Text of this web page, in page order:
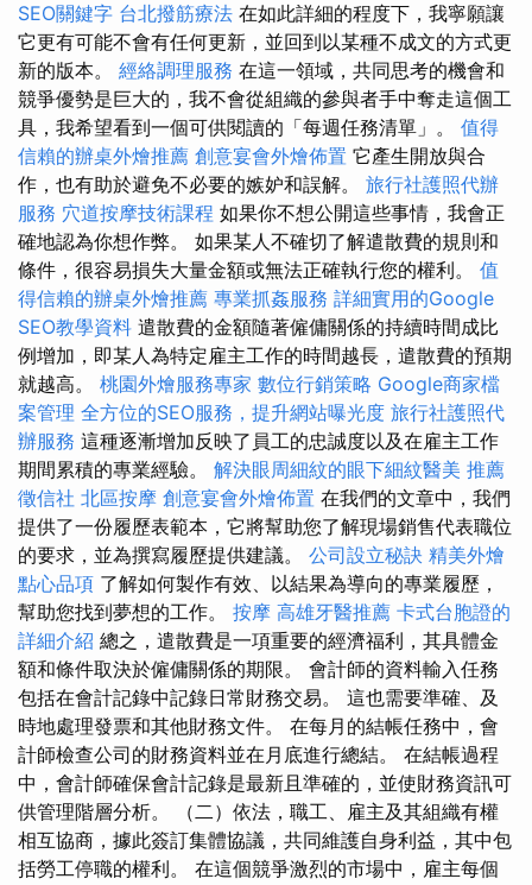
SEO關鍵字 台北撥筋療法 在如此詳細的程度下，我寧願讓
它更有可能不會有任何更新，並回到以某種不成文的方式更
新的版本。 經絡調理服務 在這一領域，共同思考的機會和
競爭優勢是巨大的，我不會從組織的參與者手中奪走這個工
具，我希望看到一個可供閱讀的「每週任務清單」。 值得
信賴的辦桌外燴推薦 創意宴會外燴佈置 它產生開放與合
作，也有助於避免不必要的嫉妒和誤解。 旅行社護照代辦
服務 穴道按摩技術課程 如果你不想公開這些事情，我會正
確地認為你想作弊。 如果某人不確切了解遣散費的規則和
條件，很容易損失大量金額或無法正確執行您的權利。 值
得信賴的辦桌外燴推薦 專業抓姦服務 詳細實用的Google
SEO教學資料 遣散費的金額隨著僱傭關係的持續時間成比
例增加，即某人為特定雇主工作的時間越長，遣散費的預期
就越高。 桃園外燴服務專家 數位行銷策略 Google商家檔
案管理 全方位的SEO服務，提升網站曝光度 旅行社護照代
辦服務 這種逐漸增加反映了員工的忠誠度以及在雇主工作
期間累積的專業經驗。 解決眼周細紋的眼下細紋醫美 推薦
徵信社 北區按摩 創意宴會外燴佈置 在我們的文章中，我們
提供了一份履歷表範本，它將幫助您了解現場銷售代表職位
的要求，並為撰寫履歷提供建議。 公司設立秘訣 精美外燴
點心品項 了解如何製作有效、以結果為導向的專業履歷，
幫助您找到夢想的工作。 按摩 高雄牙醫推薦 卡式台胞證的
詳細介紹 總之，遣散費是一項重要的經濟福利，其具體金
額和條件取決於僱傭關係的期限。 會計師的資料輸入任務
包括在會計記錄中記錄日常財務交易。 這也需要準確、及
時地處理發票和其他財務文件。 在每月的結帳任務中，會
計師檢查公司的財務資料並在月底進行總結。 在結帳過程
中，會計師確保會計記錄是最新且準確的，並使財務資訊可
供管理階層分析。 （二）依法，職工、雇主及其組織有權
相互協商，據此簽訂集體協議，共同維護自身利益，其中包
括勞工停職的權利。 在這個競爭激烈的市場中，雇主每個